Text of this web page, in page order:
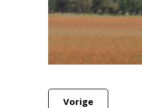
Vorige